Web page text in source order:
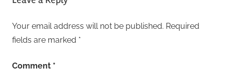
Your email address will not be published. Required
fields are marked *
Comment *